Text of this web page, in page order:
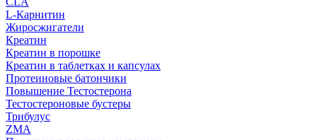
L-Карнитин
Жиросжигатели
Креатин
Креатин в порошке
Креатин в таблетках и капсулах
Протеиновые батончики
Повышение Тестостерона
Тестостероновые бустеры
Трибулус
ZMA